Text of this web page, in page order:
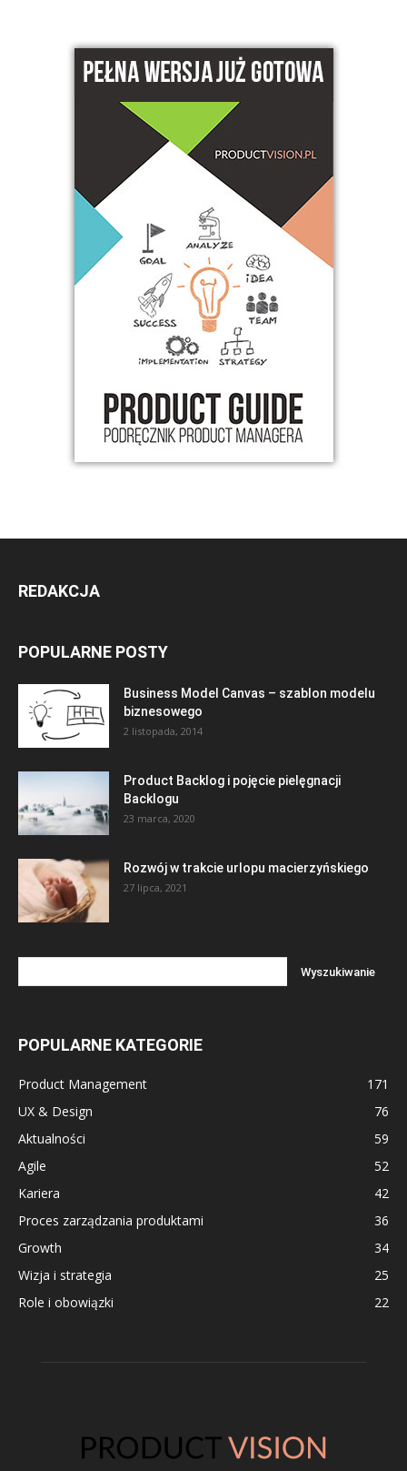
REDAKCJA
POPULARNE POSTY
Business Model Canvas – szablon modelu
biznesowego
2 listopada, 2014
Product Backlog i pojęcie pielęgnacji
Backlogu
23 marca, 2020
Rozwój w trakcie urlopu macierzyńskiego
27 lipca, 2021
POPULARNE KATEGORIE
Product Management
171
UX & Design
76
Aktualności
59
Agile
52
Kariera
42
Proces zarządzania produktami
36
Growth
34
Wizja i strategia
25
Role i obowiązki
22